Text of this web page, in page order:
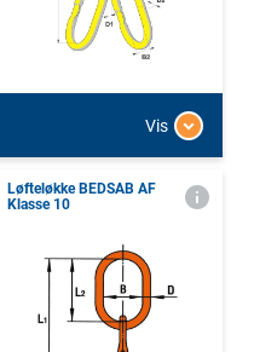
Vis
Løfteløkke BEDSAB AF
Klasse 10